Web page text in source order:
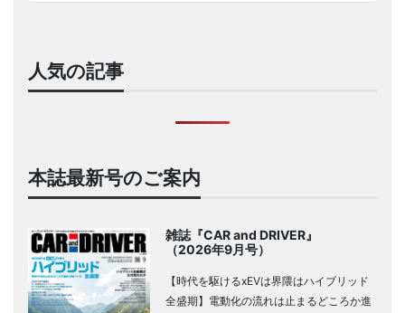
人気の記事
本誌最新号のご案内
雑誌『CAR and DRIVER』
（2026年9月号）
【時代を駆けるxEVは界隈はハイブリッド
全盛期】電動化の流れは止まるどころか進